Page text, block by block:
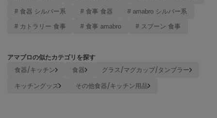
NEW Balance
ニューバランス
ネズ
ナイキ
# 食器 シルバー系 # 食事 食器 # amabro シルバー系
# カトラリー 食事 # 食事 amabro # スプーン 食事
アマブロの似たカテゴリを探す
食器/キッチン 食器
グラス/マグカップ/タンブラー
キッチングッズ
その他食器/キッチン用品